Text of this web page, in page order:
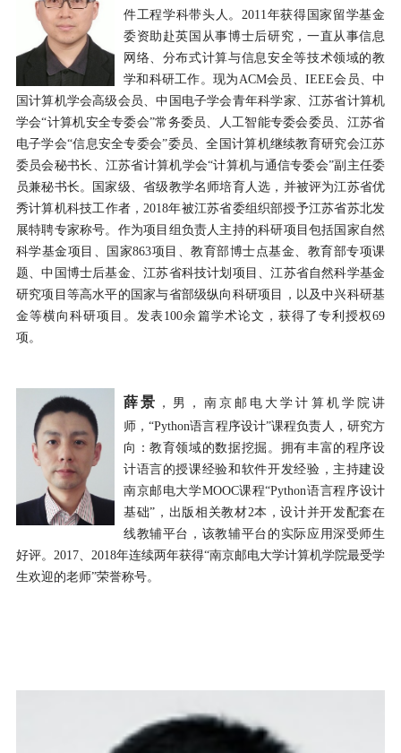
件工程学科带头人。 2011 年获得国家留学基金
委资助赴英国从事博士后研究，一直从事信息
网络、 分布式计算与信息安全等技术领域的教
学和科研工作。现为 ACM会员、 IEEE会员、中
国计算机学会高级会员、中国电子学会青年科学家、江苏省计算机
学会“计算机安全专委会”常务委员、人工智能专委会委员、江苏省
电子学会“信息安全专委会”委员、全国计算机继续教育研究会江苏
委员会秘书长、江苏省计算机学会“计算机与通信专委会”副主任委
员兼秘书长。国家级、省级教学名师培育人选，并被评为江苏省优
秀计算机科技工作者， 2018年被江苏省委组织部授予江苏省苏北发
展特聘专家称号。作为项目组负责人主持的科研项目包括国家自然
科学基金项目、国家863项目、教育部博士点基金、教育部专项课
题、中国博士后基金、江苏省科技计划项目、江苏省自然科学基金
研究项目等高水平的国家与省部级纵向科研项目，以及中兴科研基
金等横向科研项目。发表 100余篇学术论文，获得了专利授权69
项。
薛景 ，男，南京邮电大学计算机学院讲
师，“Python语言程序设计”课程负责人，研究方
向：教育领域的数据挖掘。拥有丰富的程序设
计语言的授课经验和软件开发经验，主持建设
南京邮电大学MOOC课程“Python语言程序设计
基础”，出版相关教材2本，设计并开发配套在
线教辅平台，该教辅平台的实际应用深受师生
好评。 2017、 2018年连续两年获得“南京邮电大学计算机学院最受学
生欢迎的老师”荣誉称号。